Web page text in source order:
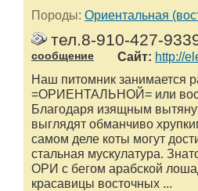
Породы: Ориентальная
тел.8-910-427-
сообщение Сайт: http://
Наш питомник занимается
=ОРИЕНТАЛЬНОЙ= или
Благодаря изящным
выглядят обманчиво
самом деле коты могут
стальная мускулатура.
ОРИ с бегом арабской
красавицы восточных ...